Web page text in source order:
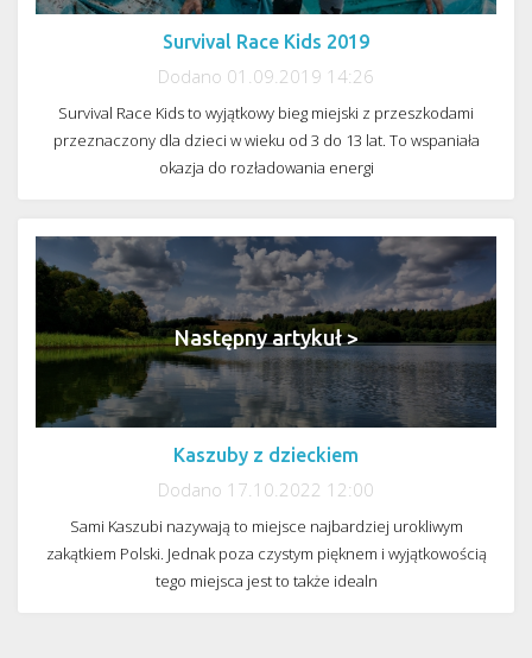
Survival Race Kids 2019
Dodano 01.09.2019 14:26
Survival Race Kids to wyjątkowy bieg miejski z przeszkodami
przeznaczony dla dzieci w wieku od 3 do 13 lat. To wspaniała
okazja do rozładowania energi
Następny artykuł >
Kaszuby z dzieckiem
Dodano 17.10.2022 12:00
Sami Kaszubi nazywają to miejsce najbardziej urokliwym
zakątkiem Polski. Jednak poza czystym pięknem i wyjątkowością
tego miejsca jest to także idealn